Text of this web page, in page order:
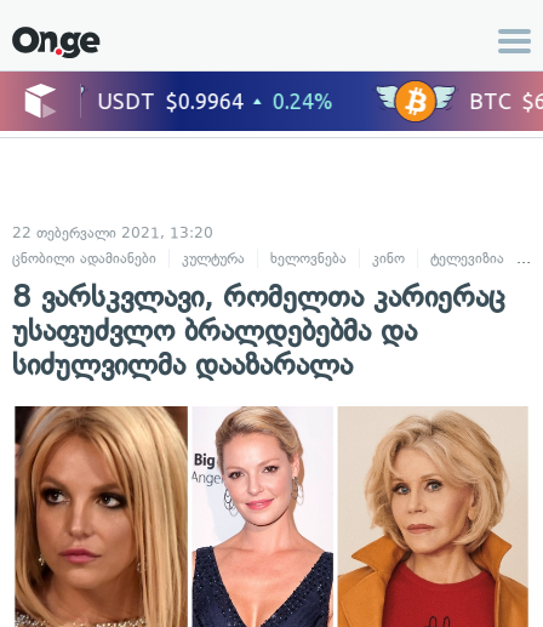
22 თებერვალი 2021, 13:20
ცნობილი ადამიანები
კულტურა ხელოვნება კინო ტელევიზია
8 ვარსკვლავი, რომელთა კარიერაც
უსაფუძვლო ბრალდებებმა და
სიძულვილმა დააზარალა